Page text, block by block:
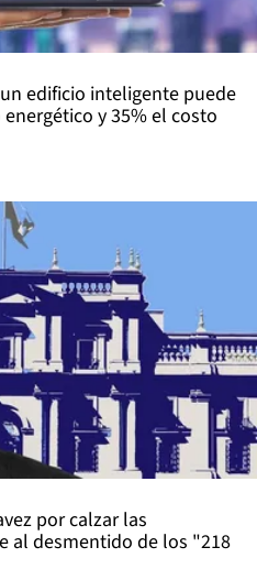
edificio inteligente puede
y 35% el costo
por calzar las
al desmentido de los "218